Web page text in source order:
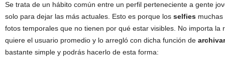
Se trata de un hábito común entre un perfil perteneciente a gente
solo para dejar las más actuales. Esto es porque los selfies
fotos temporales que no tienen por qué estar visibles. No importa la
quiere el usuario promedio y lo arregló con dicha función de archivar
bastante simple y podrás hacerlo de esta forma: